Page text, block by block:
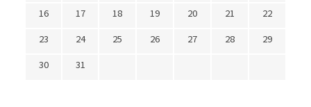
16
17 18 19 20 21
22
23
24 25 26 27 28
29
30
31